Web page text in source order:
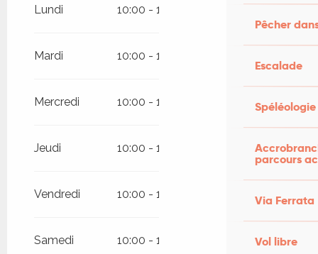
Pêcher
Escalade
Spéléologie
parcours
Via Ferrata
Vol libre
novembre 2026
Lundi 10:00 - 18:30
Mardi 10:00 - 18:30
Mercredi 10:00 - 18:30
Jeudi 10:00 - 18:30
Vendredi 10:00 - 18:30
Samedi 10:00 - 18:30